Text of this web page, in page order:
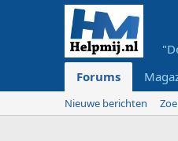
"Dé
Forums
Nieuwe berichten